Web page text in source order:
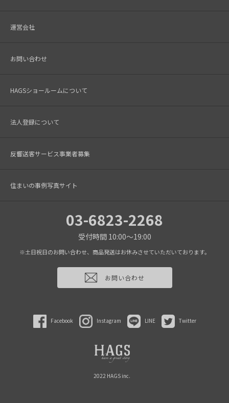
運営会社
お問い合わせ
HAGSショールームについて
法人登録について
反響送客サービス事業者募集
住まいの事例写真サイト
03-6823-2268
受付時間 10:00～19:00
※土日祝日のお問い合わせ、商品発送はお休みさせていただいております。
お問い合わせ
Facebook Instagram LINE Twitter
2022 HAGS inc.